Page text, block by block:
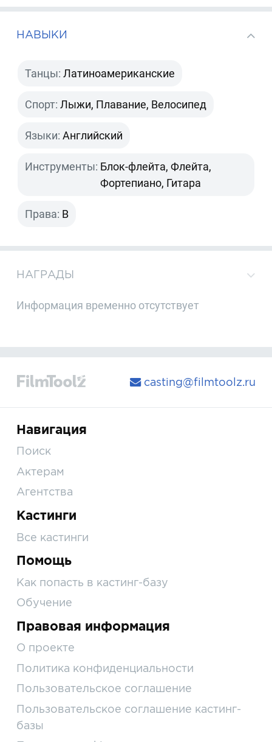
НАВЫКИ
Танцы: Латиноамериканские
Спорт: Лыжи, Плавание, Велосипед
Языки: Английский
Инструменты: Блок-флейта, Флейта,
Фортепиано, Гитара
Права: B
НАГРАДЫ
Информация временно отсутствует
casting@filmtoolz.ru
Навигация
Поиск
Актерам
Агентства
Кастинги
Все кастинги
Помощь
Как попасть в кастинг-базу
Обучение
Правовая информация
О проекте
Политика конфиденциальности
Пользовательское соглашение
Пользовательское соглашение кастинг-
базы